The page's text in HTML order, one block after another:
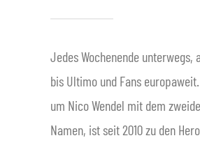
Jedes Wochenende unterwegs,
bis Ultimo und Fans
um Nico Wendel mit dem
Namen, ist seit 2010 zu den